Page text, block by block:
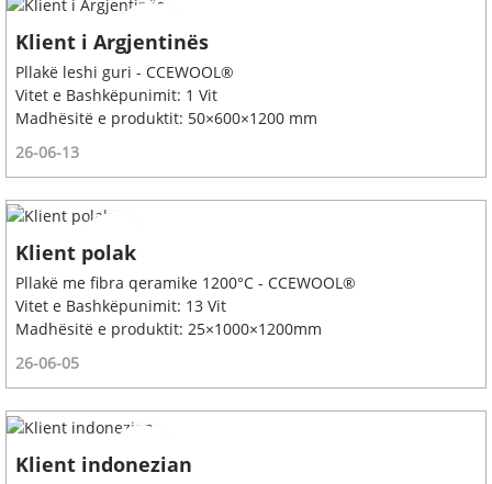
Klient i Argjentinës
Pllakë leshi guri - CCEWOOL®
Vitet e Bashkëpunimit: 1 Vit
Madhësitë e produktit: 50×600×1200 mm
26-06-13
Klient polak
Pllakë me fibra qeramike 1200°C - CCEWOOL®
Vitet e Bashkëpunimit: 13 Vit
Madhësitë e produktit: 25×1000×1200mm
26-06-05
Klient indonezian